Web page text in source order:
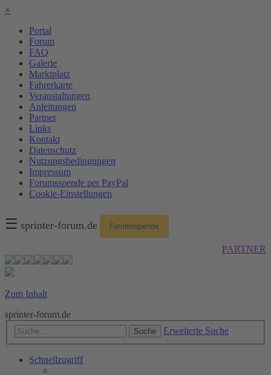
×
Portal
Forum
FAQ
Galerie
Marktplatz
Fahrerkarte
Veranstaltungen
Anleitungen
Partner
Links
Kontakt
Datenschutz
Nutzungsbedingungen
Impressum
Forumsspende per PayPal
Cookie-Einstellungen
☰ sprinter-forum.de Forumsspende
PARTNER
Zum Inhalt
sprinter-forum.de
Suche Erweiterte Suche
Schnellzugriff